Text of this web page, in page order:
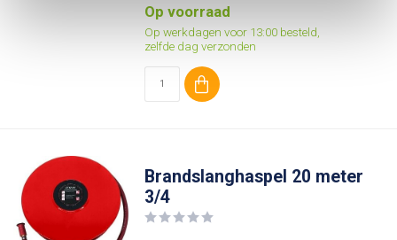
Op voorraad
Op werkdagen voor 13:00 besteld,
zelfde dag verzonden
Brandslanghaspel 20 meter
3/4